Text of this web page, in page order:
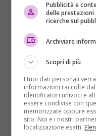
già due volte.La
anomaliaaveva
2016 la scoperta di
parete nord. Orauna
individuata nel
con diversi tipi di
individuare questa
dimensioni alla
composta da una o
una disposizione
inclinata.La sua
Pubblicità e
delle prestazioni
ricerche sul
Archiviare
Scopri di più
I tuoi dati personali
informazioni raccolte
identificatori univoci e
essere condivise con
memorizzate oppure
sito. Noi e i nostri
localizzazione esatti.